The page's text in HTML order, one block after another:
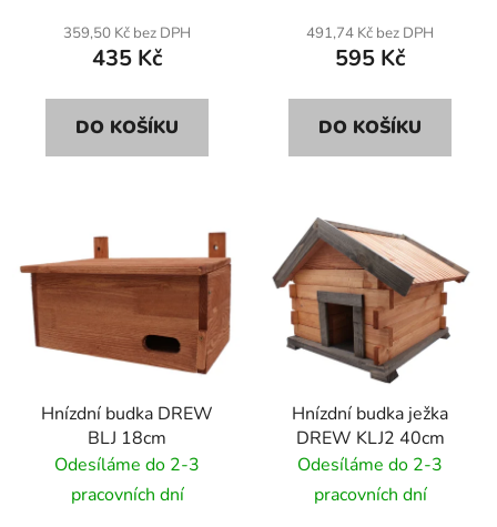
359,50 Kč bez DPH
435 Kč
DO KOŠÍKU
491,74 Kč bez DPH
595 Kč
DO KOŠÍKU
Hnízdní budka DREW
BLJ 18cm
Odesíláme do 2-3
pracovních dní
Hnízdní budka ježka
DREW KLJ2 40cm
Odesíláme do 2-3
pracovních dní